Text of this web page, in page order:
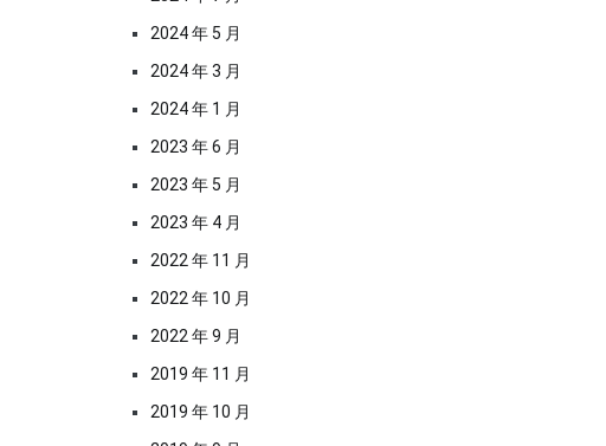
2024 年 5 月
2024 年 3 月
2024 年 1 月
2023 年 6 月
2023 年 5 月
2023 年 4 月
2022 年 11 月
2022 年 10 月
2022 年 9 月
2019 年 11 月
2019 年 10 月